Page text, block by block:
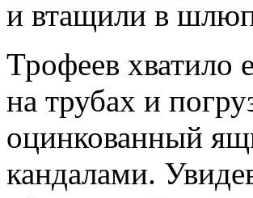
и втащили в
Трофеев хватило
на трубах и
оцинкованный
кандалами.